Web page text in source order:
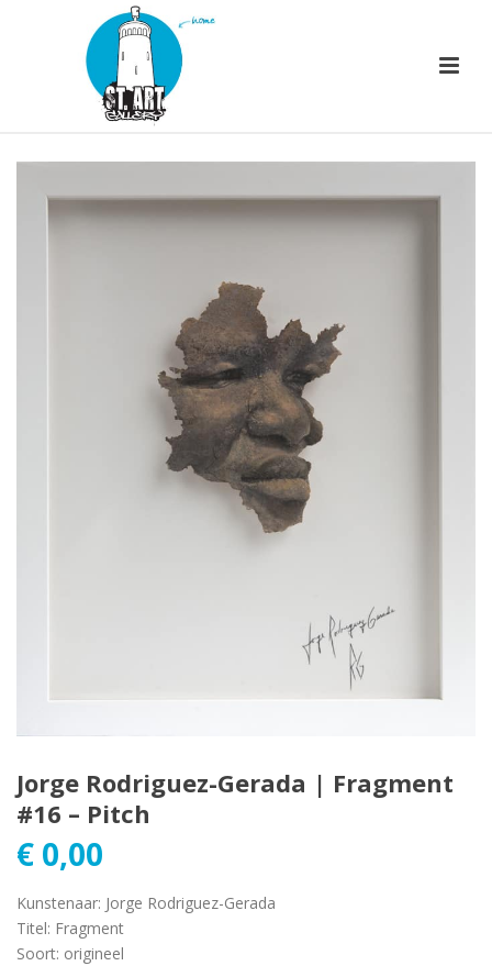
Jorge Rodriguez-Gerada | Fragment
#16 – Pitch
€ 0,00
Kunstenaar: Jorge Rodriguez-Gerada
Titel: Fragment
Soort: origineel